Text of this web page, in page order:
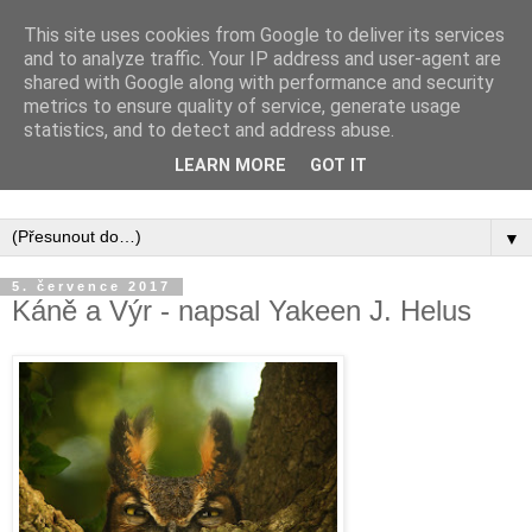
Inspirujte se tím, co píší posluchači kurzů a co se na nich
▼
5. července 2017
Káně a Výr - napsal Yakeen J. Helus
This site uses cookies from Google to deliver its services
and to analyze traffic. Your IP address and user-agent are
shared with Google along with performance and security
metrics to ensure quality of service, generate usage
statistics, and to detect and address abuse.
LEARN MORE GOT IT